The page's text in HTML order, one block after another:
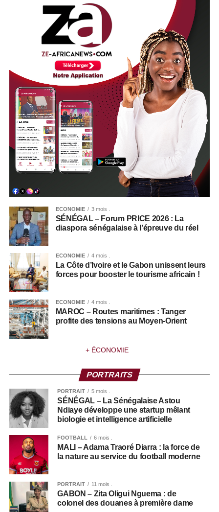
ECONOMIE 3 mois .
SÉNÉGAL – Forum PRICE 2026 : La
diaspora sénégalaise à l’épreuve du réel
ECONOMIE 4 mois .
La Côte d’Ivoire et le Gabon unissent leurs
forces pour booster le tourisme africain !
ECONOMIE 4 mois .
MAROC – Routes maritimes : Tanger
profite des tensions au Moyen-Orient
+ ÉCONOMIE
PORTRAITS
PORTRAIT 5 mois .
SÉNÉGAL – La Sénégalaise Astou
Ndiaye développe une startup mêlant
biologie et intelligence artificielle
FOOTBALL 6 mois .
MALI – Adama Traoré Diarra : la force de
la nature au service du football moderne
PORTRAIT 11 mois .
GABON – Zita Oligui Nguema : de
colonel des douanes à première dame